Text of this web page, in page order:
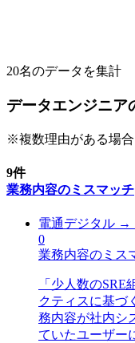
20名のデータを集計
データエンジニア
※複数理由がある場
9件
業務内容のミスマッチ
電通デジタル →
0
業務内容のミス
「 少人数のSRE
クティスに基づ
務内容が社内シ
ていたユーザー